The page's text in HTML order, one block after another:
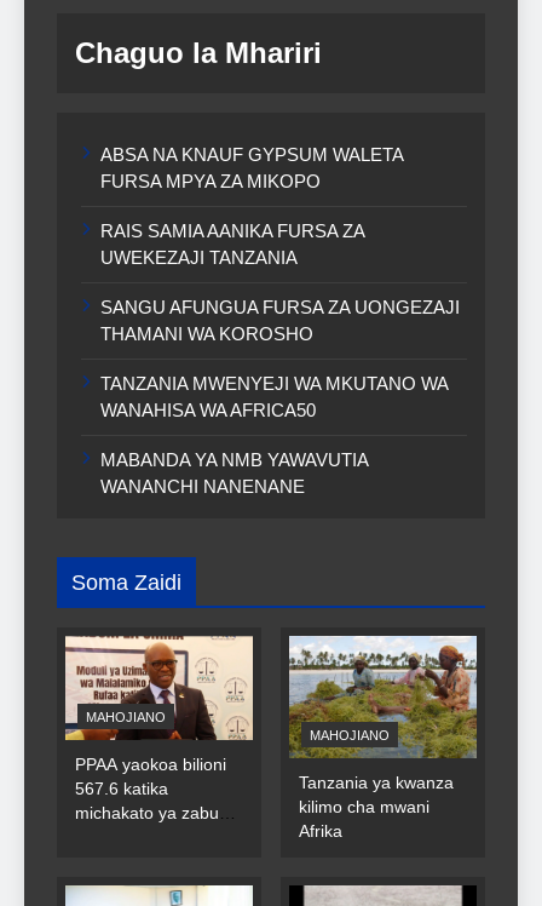
Chaguo la Mhariri
ABSA NA KNAUF GYPSUM WALETA
FURSA MPYA ZA MIKOPO
RAIS SAMIA AANIKA FURSA ZA
UWEKEZAJI TANZANIA
SANGU AFUNGUA FURSA ZA UONGEZAJI
THAMANI WA KOROSHO
TANZANIA MWENYEJI WA MKUTANO WA
WANAHISA WA AFRICA50
MABANDA YA NMB YAWAVUTIA
WANANCHI NANENANE
Soma Zaidi
MAHOJIANO
PPAA yaokoa bilioni
567.6 katika
michakato ya zabuni
MAHOJIANO
Tanzania ya kwanza
kilimo cha mwani
Afrika